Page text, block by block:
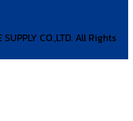
CO.,LTD. All Rights